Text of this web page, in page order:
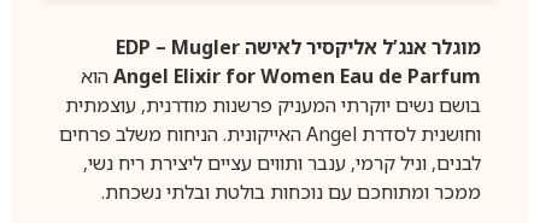
מוגלר אנג’ל אליקסיר לאישה EDP – Mugler
Angel Elixir for Women Eau de Parfumהוא
בושם נשים יוקרתי המעניק פרשנות מודרנית, עוצמתית
וחושנית לסדרת Angel האייקונית. הניחוח משלב פרחים
לבנים, וניל קרמי, ענבר ותווים עציים ליצירת ריח נשי,
ממכר ומתוחכם עם נוכחות בולטת ובלתי נשכחת.